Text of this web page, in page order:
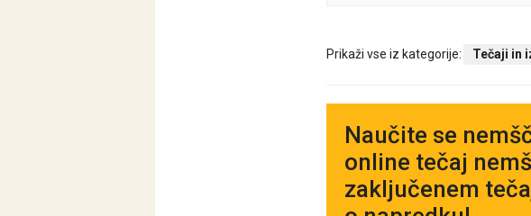
Prikaži vse iz kategorije: Tečaji in
Naučite se
online tečaj
zaključenem